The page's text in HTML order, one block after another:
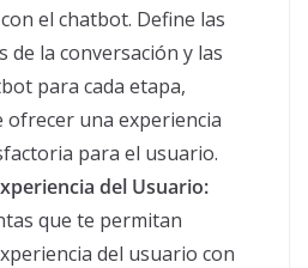
el chatbot. Define las
de la conversación y las
para cada etapa,
ofrecer una experiencia
para el usuario.
del Usuario:
que te permitan
del usuario con